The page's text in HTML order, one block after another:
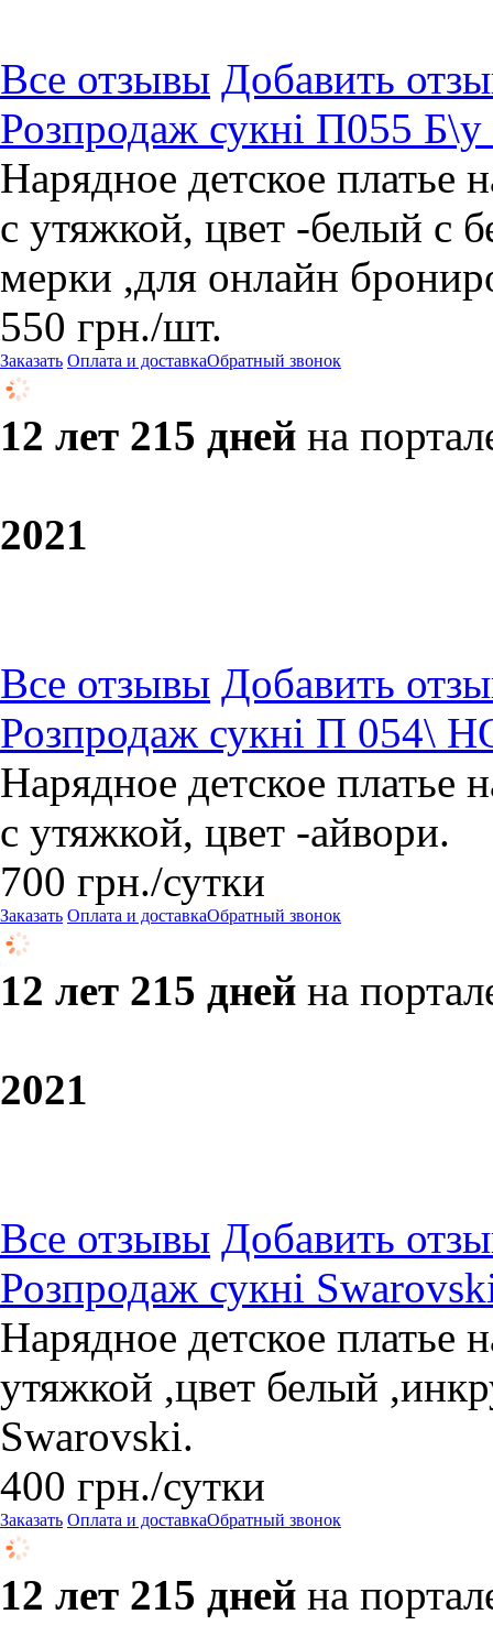
Все отзывы Добавить
Розпродаж сукні П055 Б\у
Нарядное детское платье
с утяжкой, цвет -белый с
мерки ,для онлайн
550 грн./шт.
Заказать Оплата и доставкаОбратный звонок
12 лет 215 дней на
2021
Все отзывы Добавить
Розпродаж сукні П 054\
Нарядное детское платье
с утяжкой, цвет -айвори.
700 грн./сутки
Заказать Оплата и доставкаОбратный звонок
12 лет 215 дней на
2021
Все отзывы Добавить
Розпродаж сукні
Нарядное детское платье
утяжкой ,цвет белый
Swarovski.
400 грн./сутки
Заказать Оплата и доставкаОбратный звонок
12 лет 215 дней на